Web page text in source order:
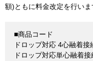
額)ともに料金改定を行いま
■商品コード
ドロップ対応 4心融着
ドロップ対応単心融着